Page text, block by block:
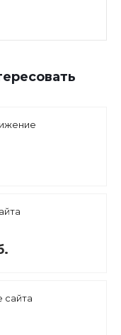
сайта